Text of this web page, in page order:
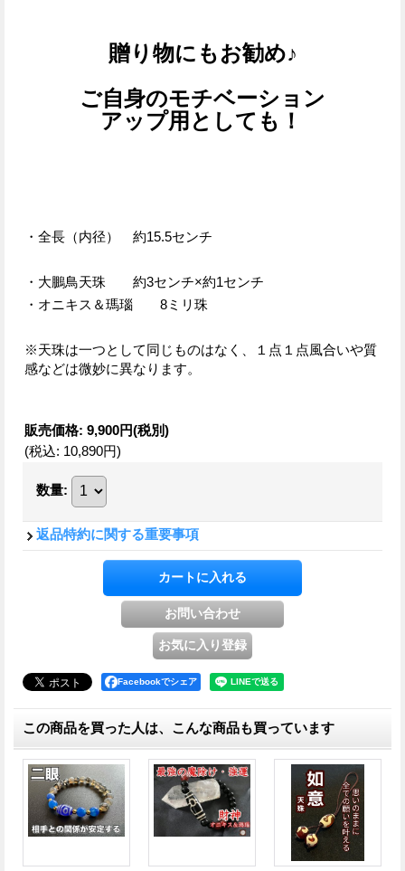
贈り物にもお勧め♪
ご自身のモチベーション
アップ用としても！
・全長（内径） 約15.5センチ
・大鵬鳥天珠 約3センチ×約1センチ
・オニキス＆瑪瑙 8ミリ珠
※天珠は一つとして同じものはなく、１点１点風合いや質
感などは微妙に異なります。
販売価格: 9,900円(税別)
(税込: 10,890円)
数量:
返品特約に関する重要事項
Facebookでシェア
この商品を買った人は、こんな商品も買っています